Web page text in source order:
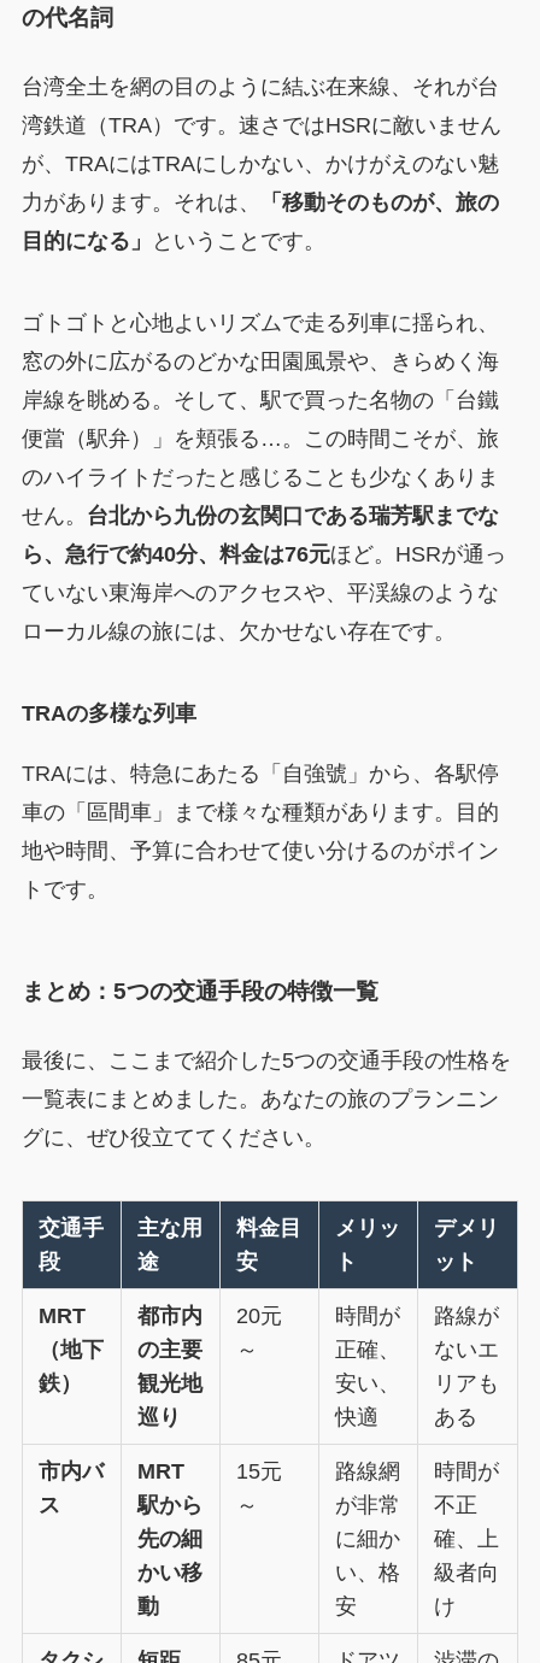
の代名詞
台湾全土を網の目のように結ぶ在来線、それが台
湾鉄道（TRA）です。速さではHSRに敵いません
が、TRAにはTRAにしかない、かけがえのない魅
力があります。それは、
「移動そのものが、旅の
目的になる」
ということです。
ゴトゴトと心地よいリズムで走る列車に揺られ、
窓の外に広がるのどかな田園風景や、きらめく海
岸線を眺める。そして、駅で買った名物の「台鐵
便當（駅弁）」を頬張る…。この時間こそが、旅
のハイライトだったと感じることも少なくありま
せん。 台北から九份の玄関口である瑞芳駅までな
ら、急行で約40分、料金は76元ほど。HSRが通っ
ていない東海岸へのアクセスや、平渓線のような
ローカル線の旅には、欠かせない存在です。
TRAの多様な列車
TRAには、特急にあたる「自強號」から、各駅停
車の「區間車」まで様々な種類があります。目的
地や時間、予算に合わせて使い分けるのがポイン
トです。
まとめ：5つの交通手段の特徴一覧
最後に、ここまで紹介した5つの交通手段の性格を
一覧表にまとめました。あなたの旅のプランニン
グに、ぜひ役立ててください。
交通手
段
主な用
途
料金目
安
メリッ
ト
デメリ
ット
MRT
（地下
鉄）
都市内
の主要
観光地
巡り
20元
～
時間が
正確、
安い、
快適
路線が
ないエ
リアも
ある
市内バ
ス
MRT
駅から
先の細
かい移
動
15元
～
路線網
が非常
に細か
い、格
安
時間が
不正
確、上
級者向
け